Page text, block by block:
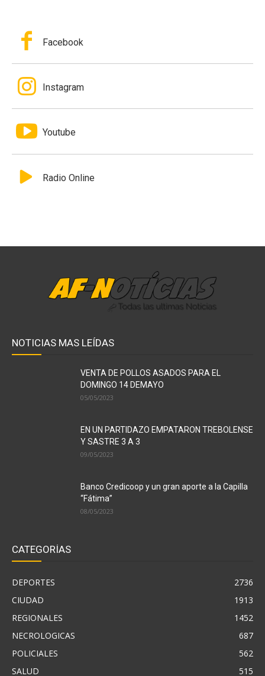
Facebook
Instagram
Youtube
Radio Online
NOTICIAS MAS LEÍDAS
VENTA DE POLLOS ASADOS PARA EL
DOMINGO 14 DEMAYO
05/05/2023
EN UN PARTIDAZO EMPATARON TREBOLENSE
Y SASTRE 3 A 3
09/05/2023
Banco Credicoop y un gran aporte a la Capilla
“Fátima”
08/05/2023
CATEGORÍAS
DEPORTES
2736
CIUDAD
1913
REGIONALES
1452
NECROLOGICAS
687
POLICIALES
562
SALUD
515